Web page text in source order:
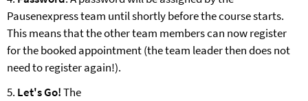
Pausenexpress team until shortly before the course starts.
This means that the other team members can now register
for the booked appointment (the team leader then does not
need to register again!).
5. Let's Go!The